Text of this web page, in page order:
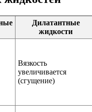
Дилатантные
жидкости
Вязкость
увеличивается
(сгущение)